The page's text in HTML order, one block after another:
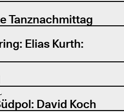
Tanznachmittag
Elias Kurth:
David Koch